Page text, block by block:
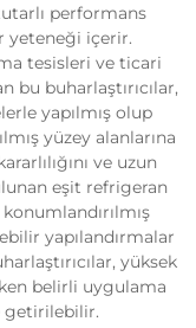
performans
yeteneği içerir.
tesisleri ve ticari
bu buharlaştırıcılar,
yapılmış olup
yüzey alanlarına
ve uzun
eşit refrigeran
yapılandırmalar
yüksek
belirli uygulama
getirilebilir.